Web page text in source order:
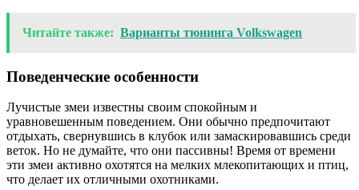
Читайте также: Варианты тюнинга Volkswagen
Поведенческие особенности
Лучистые змеи известны своим спокойным и
уравновешенным поведением. Они обычно предпочитают
отдыхать, свернувшись в клубок или замаскировавшись среди
веток. Но не думайте, что они пассивны! Время от времени
эти змеи активно охотятся на мелких млекопитающих и птиц,
что делает их отличными охотниками.